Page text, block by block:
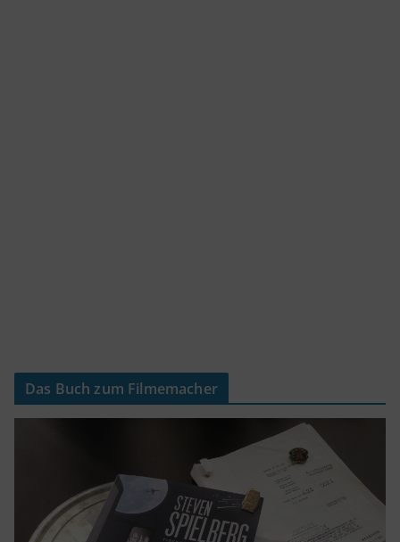
Das Buch zum Filmemacher